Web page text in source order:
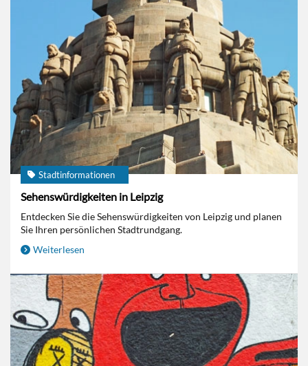
Stadtinformationen
Sehenswürdigkeiten in Leipzig
Entdecken Sie die Sehenswürdigkeiten von Leipzig und planen
Sie Ihren persönlichen Stadtrundgang.
Weiterlesen